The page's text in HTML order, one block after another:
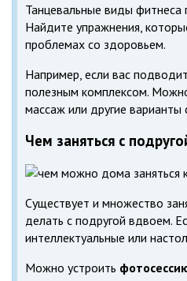
Танцевальные виды фитнеса
Найдите упражнения,
проблемах со здоровьем.
Например, если вас
полезным комплексом.
массаж или другие варианты
Чем заняться с
Существует и множество
делать с подругой вдвоем.
интеллектуальные или
Можно устроить